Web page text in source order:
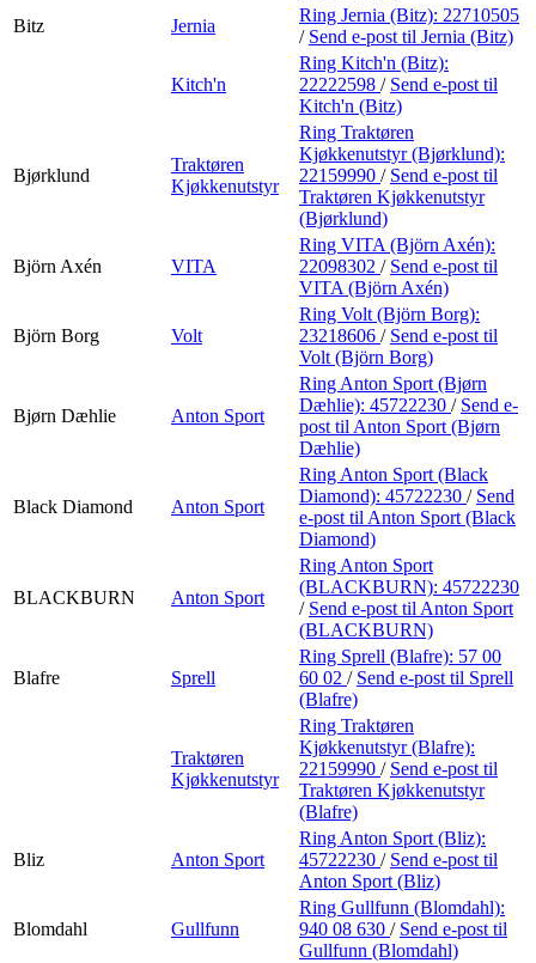
Bitz
Jernia
Ring Jernia (Bitz): 22710505
/ Send e-post til Jernia (Bitz)
Kitch'n
Ring Kitch'n (Bitz):
22222598 / Send e-post til
Kitch'n (Bitz)
Bjørklund
Traktøren
Kjøkkenutstyr
Ring Traktøren
Kjøkkenutstyr (Bjørklund):
22159990 / Send e-post til
Traktøren Kjøkkenutstyr
(Bjørklund)
Björn Axén VITA
Ring VITA (Björn Axén):
22098302 / Send e-post til
VITA (Björn Axén)
Björn Borg Volt
Ring Volt (Björn Borg):
23218606 / Send e-post til
Volt (Björn Borg)
Bjørn Dæhlie Anton Sport
Ring Anton Sport (Bjørn
Dæhlie): 45722230 / Send e-
post til Anton Sport (Bjørn
Dæhlie)
Black Diamond Anton Sport
Ring Anton Sport (Black
Diamond): 45722230 / Send
e-post til Anton Sport (Black
Diamond)
BLACKBURN Anton Sport
Ring Anton Sport
(BLACKBURN): 45722230
/ Send e-post til Anton Sport
(BLACKBURN)
Blafre Sprell
Ring Sprell (Blafre): 57 00
60 02 / Send e-post til Sprell
(Blafre)
Traktøren
Kjøkkenutstyr
Ring Traktøren
Kjøkkenutstyr (Blafre):
22159990 / Send e-post til
Traktøren Kjøkkenutstyr
(Blafre)
Bliz Anton Sport
Ring Anton Sport (Bliz):
45722230 / Send e-post til
Anton Sport (Bliz)
Blomdahl Gullfunn
Ring Gullfunn (Blomdahl):
940 08 630 / Send e-post til
Gullfunn (Blomdahl)